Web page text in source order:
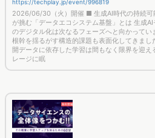
2026/06/30（火）開催 ■ 生成AI時代の持続可
が挑む「データエコシステム基盤」とは 生成
のデジタル化は次なるフェーズへと向かってい
根幹を揺るがす構造的課題も表面化してきま
開データに依存した学習は間もなく限界を迎え
レージに眠